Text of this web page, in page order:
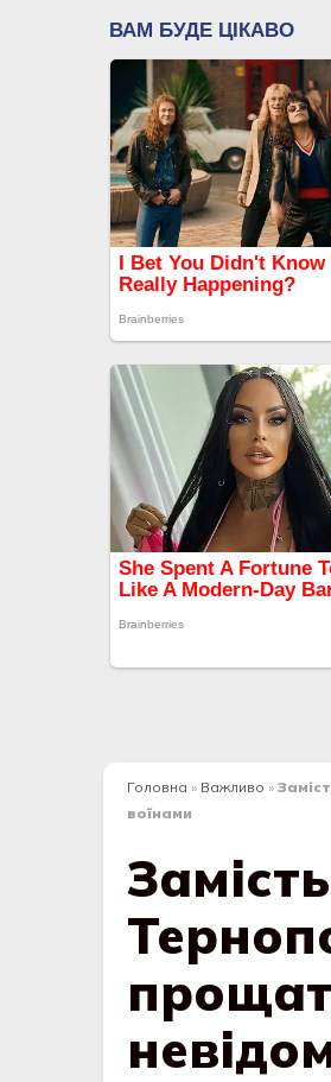
Головна » Важливо »
воїнами